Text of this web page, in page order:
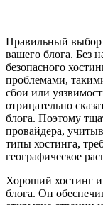
Правильный выбор
вашего блога. Без
безопасного
проблемами,
сбои или
отрицательно
блога. Поэтому
провайдера,
типы хостинга,
географическое
Хороший хостинг
блога. Он